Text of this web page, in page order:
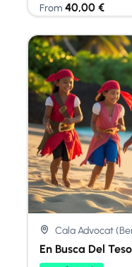
From 40,00 €
Cala Advocat
En Busca Del